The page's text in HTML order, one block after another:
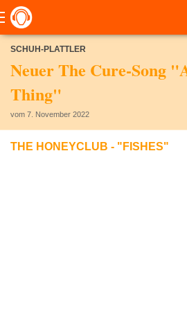
SCHUH-PLATTLER
Neuer The Cure-Song
Thing"
vom 7. November 2022
THE HONEYCLUB - "FISHES"